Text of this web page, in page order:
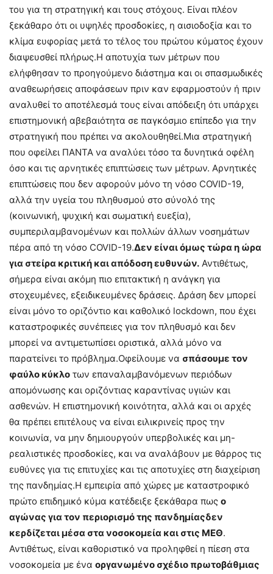
του για τη στρατηγική και τους στόχους. Είναι πλέον
ξεκάθαρο ότι οι υψηλές προσδοκίες, η αισιοδοξία και το
κλίμα ευφορίας μετά το τέλος του πρώτου κύματος έχουν
διαψευσθεί πλήρως.Η αποτυχία των μέτρων που
ελήφθησαν το προηγούμενο διάστημα και οι σπασμωδικές
αναθεωρήσεις αποφάσεων πριν καν εφαρμοστούν ή πριν
αναλυθεί το αποτέλεσμά τους είναι απόδειξη ότι υπάρχει
επιστημονική αβεβαιότητα σε παγκόσμιο επίπεδο για την
στρατηγική που πρέπει να ακολουθηθεί.Μια στρατηγική
που οφείλει ΠΑΝΤΑ να αναλύει τόσο τα δυνητικά οφέλη
όσο και τις αρνητικές επιπτώσεις των μέτρων. Αρνητικές
επιπτώσεις που δεν αφορούν μόνο τη νόσο COVID-19,
αλλά την υγεία του πληθυσμού στο σύνολό της
(κοινωνική, ψυχική και σωματική ευεξία),
συμπεριλαμβανομένων και πολλών άλλων νοσημάτων
πέρα από τη νόσο COVID-19.Δεν είναι όμως τώρα η ώρα
για στείρα κριτική και απόδοση ευθυνών. Αντιθέτως,
σήμερα είναι ακόμη πιο επιτακτική η ανάγκη για
στοχευμένες, εξειδικευμένες δράσεις. Δράση δεν μπορεί
είναι μόνο το οριζόντιο και καθολικό lockdown, που έχει
καταστροφικές συνέπειες για τον πληθυσμό και δεν
μπορεί να αντιμετωπίσει οριστικά, αλλά μόνο να
παρατείνει το πρόβλημα.Οφείλουμε να σπάσουμε τον
φαύλο κύκλο των επαναλαμβανόμενων περιόδων
απομόνωσης και οριζόντιας καραντίνας υγιών και
ασθενών. Η επιστημονική κοινότητα, αλλά και οι αρχές
θα πρέπει επιτέλους να είναι ειλικρινείς προς την
κοινωνία, να μην δημιουργούν υπερβολικές και μη-
ρεαλιστικές προσδοκίες, και να αναλάβουν με θάρρος τις
ευθύνες για τις επιτυχίες και τις αποτυχίες στη διαχείριση
της πανδημίας.Η εμπειρία από χώρες με καταστροφικό
πρώτο επιδημικό κύμα κατέδειξε ξεκάθαρα πως ο
αγώνας για τον περιορισμό της πανδημίαςδεν
κερδίζεται μέσα στα νοσοκομεία και στις ΜΕΘ.
Αντιθέτως, είναι καθοριστικό να προληφθεί η πίεση στα
νοσοκομεία με ένα οργανωμένο σχέδιο πρωτοβάθμιας